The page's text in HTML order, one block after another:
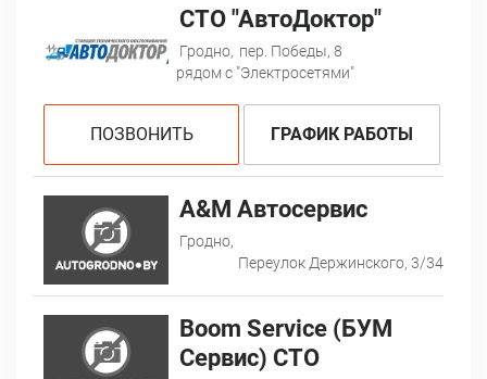
СТО "АвтоДоктор"
Гродно, пер. Победы, 8
рядом с "Электросетями"
ПОЗВОНИТЬ ГРАФИК РАБОТЫ
A&M Автосервис
Гродно,
Переулок Держинского, 3/34
Boom Service (БУМ
Сервис) СТО